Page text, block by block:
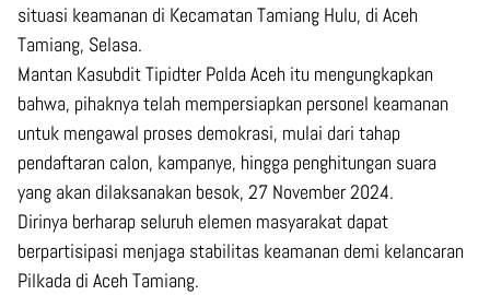
situasi keamanan di Kecamatan Tamiang Hulu, di Aceh
Tamiang, Selasa.
Mantan Kasubdit Tipidter Polda Aceh itu mengungkapkan
bahwa, pihaknya telah mempersiapkan personel keamanan
untuk mengawal proses demokrasi, mulai dari tahap
pendaftaran calon, kampanye, hingga penghitungan suara
yang akan dilaksanakan besok, 27 November 2024.
Dirinya berharap seluruh elemen masyarakat dapat
berpartisipasi menjaga stabilitas keamanan demi kelancaran
Pilkada di Aceh Tamiang.